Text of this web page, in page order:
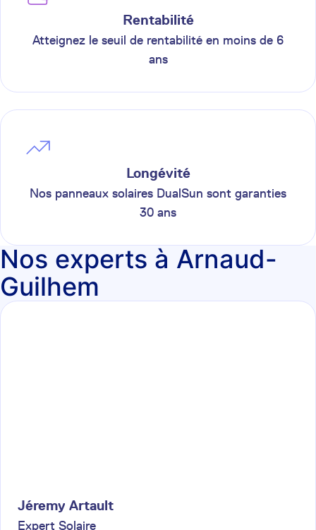
Rentabilité
Atteignez le seuil de rentabilité en moins de 6
ans
Longévité
Nos panneaux solaires DualSun sont garanties
30 ans
Nos experts à Arnaud-
Guilhem
Jéremy Artault
Expert Solaire